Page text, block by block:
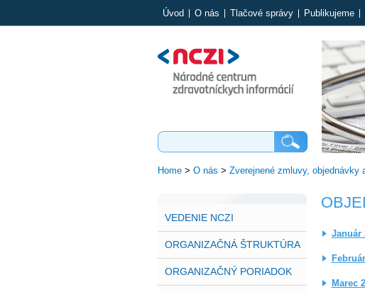
Úvod O nás Tlačové správy Publikujeme
Home> O nás > Zverejnené zmluvy, objednávky
VEDENIE NCZI
ORGANIZAČNÁ ŠTRUKTÚRA
ORGANIZAČNÝ PORIADOK
Január
Marec